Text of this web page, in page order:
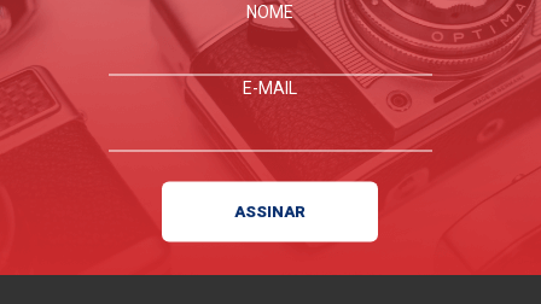
NOME
E-MAIL